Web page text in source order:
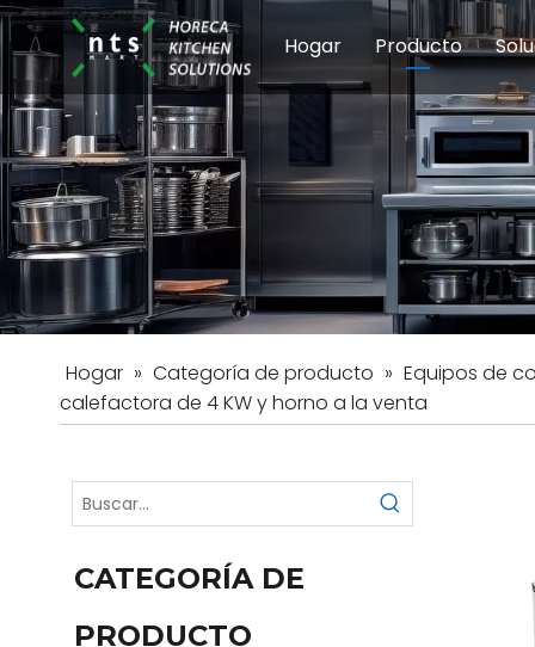
Hogar Producto
Equipos de
Hogar » Categoría de producto » Equipos de
calefactora de 4 KW y horno a la venta
CATEGORÍA DE
PRODUCTO